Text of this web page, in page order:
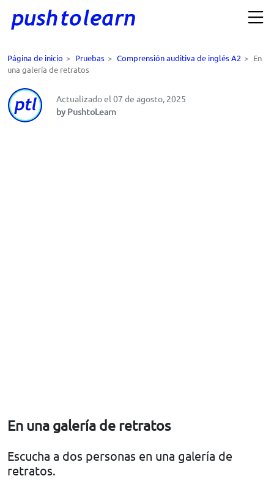
Página de inicio > Pruebas > Comprensión auditiva de inglés A2 > En
una galería de retratos
Actualizado el 07 de agosto, 2025
by PushtoLearn
En una galería de retratos
Escucha a dos personas en una galería de
retratos.